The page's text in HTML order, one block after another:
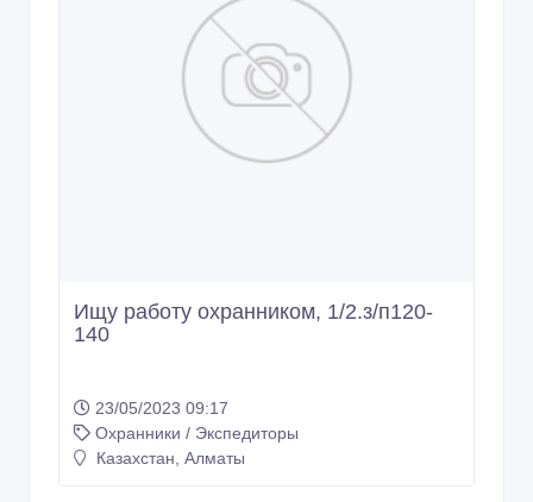
Ищу работу охранником, 1/2.з/п120-
140
23/05/2023 09:17
Охранники / Экспедиторы
Казахстан, Алматы